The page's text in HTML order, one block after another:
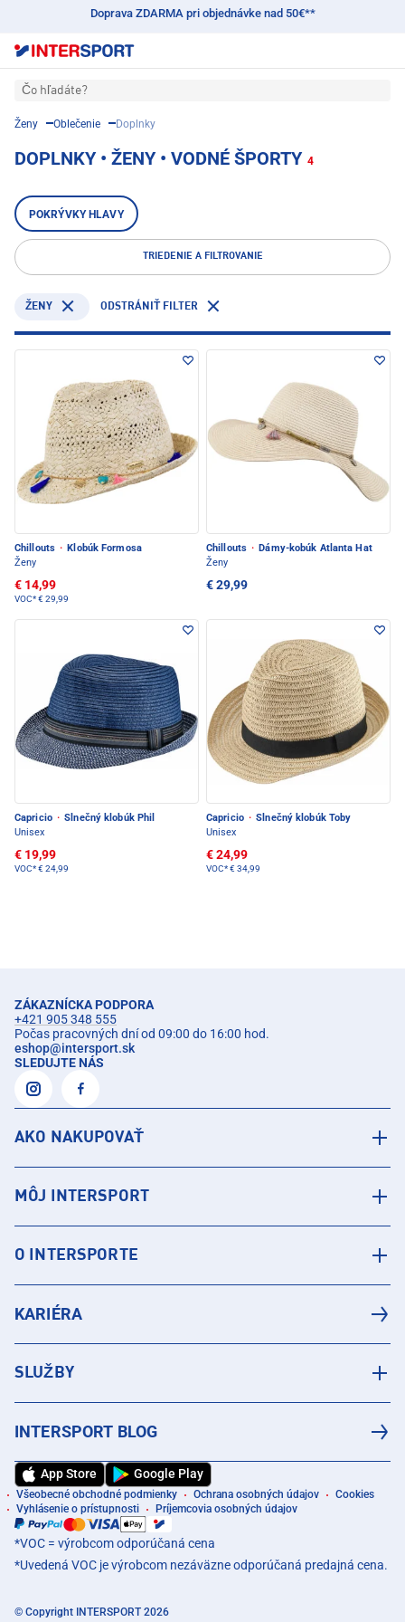
Doprava ZDARMA pri objednávke nad 50€**
Čo hľadáte?
Ženy Oblečenie Doplnky
DOPLNKY • ŽENY • VODNÉ ŠPORTY 4
POKRÝVKY HLAVY
TRIEDENIE A FILTROVANIE
ŽENY ODSTRÁNIŤ FILTER
Chillouts · Klobúk Formosa
Ženy
€ 14,99
VOC*€ 29,99
Chillouts · Dámy-kobúk Atlanta Hat
Ženy
€ 29,99
Capricio · Slnečný klobúk Phil
Unisex
€ 19,99
VOC*€ 24,99
Capricio · Slnečný klobúk Toby
Unisex
€ 24,99
VOC*€ 34,99
ZÁKAZNÍCKA PODPORA
+421 905 348 555
Počas pracovných dní od 09:00 do 16:00 hod.
eshop@intersport.sk
SLEDUJTE NÁS
AKO NAKUPOVAŤ
MÔJ INTERSPORT
O INTERSPORTE
KARIÉRA
SLUŽBY
INTERSPORT BLOG
App Store Google Play
Všeobecné obchodné podmienky Ochrana osobných údajov
Cookies
Vyhlásenie o prístupnosti
Príjemcovia osobných údajov
*VOC = výrobcom odporúčaná cena
*Uvedená VOC je výrobcom nezáväzne odporúčaná predajná cena.
© Copyright INTERSPORT 2026